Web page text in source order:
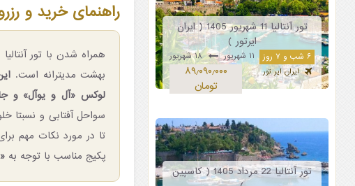
راهنمای خرید و رزرو
بهشت مدیترانه است.
لوکس «آل و یوآل» و
سواحل آفتابی و نسبتا
تا در مورد نکات مهم
پکیج مناسب با توجه به
تور آنتالیا 11 شهریور 1405 ( ایران
ایرتور )
۶ شب و ۷ روز ۱۱ شهریور ۱۸ شهریور
ایران ایر تور
۸۹٫۰۹۰٫۰۰۰
تومان
تور آنتالیا 22 مرداد 1405 ( کاسپین